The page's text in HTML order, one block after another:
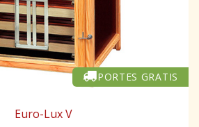
PORTES GRATIS
Euro-Lux V